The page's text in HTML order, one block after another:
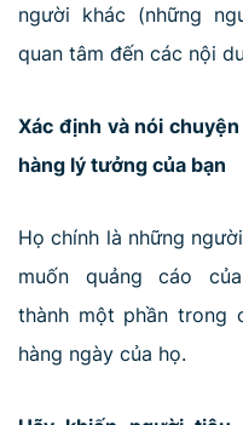
người khác (những
quan tâm đến các nội
Xác định và nói
hàng lý tưởng của bạn
Họ chính là những
muốn quảng cáo
thành một phần trong
hàng ngày của họ.